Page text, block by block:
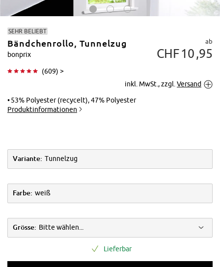
Tippen zum
SEHR BELIEBT
Bändchenrollo, Tunnelzug
bonprix
(609) >
ab
CHF10 95
inkl. MwSt., zzgl. Versand
53% Polyester (recycelt), 47% Polyester
Produktinformationen
Variante: Tunnelzug
Farbe: weiß
Grösse: Bitte wählen...
Lieferbar